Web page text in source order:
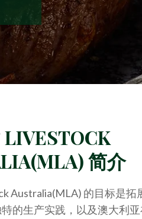
简介
Australia(MLA) 的目标是拓
的生产实践，以及澳大利